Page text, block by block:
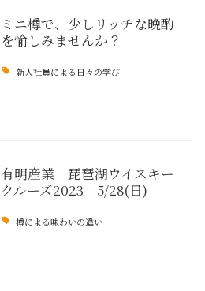
ミニ樽で、少しリッチな晩酌
を愉しみませんか？
新人社員による日々の学び
有明産業 琵琶湖ウイスキー
クルーズ2023 5/28(日)
樽による味わいの違い